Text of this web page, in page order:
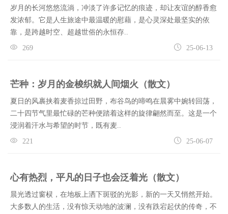
岁月的长河悠悠流淌，冲淡了许多记忆的痕迹，却让友谊的醇香愈
发浓郁。它是人生旅途中最温暖的慰藉，是心灵深处最坚实的依
靠，是跨越时空、超越世俗的永恒存..
269 25-06-13
芒种：岁月的金梭织就人间烟火（散文）
夏日的风裹挟着麦香掠过田野，布谷鸟的啼鸣在晨雾中婉转回荡，
二十四节气里最忙碌的芒种便踏着这样的旋律翩然而至。这是一个
浸润着汗水与希望的时节，既有麦..
221 25-06-07
心有热烈，平凡的日子也会泛着光（散文）
晨光透过窗棂，在地板上洒下斑驳的光影，新的一天又悄然开始。
大多数人的生活，没有惊天动地的波澜，没有跌宕起伏的传奇，不